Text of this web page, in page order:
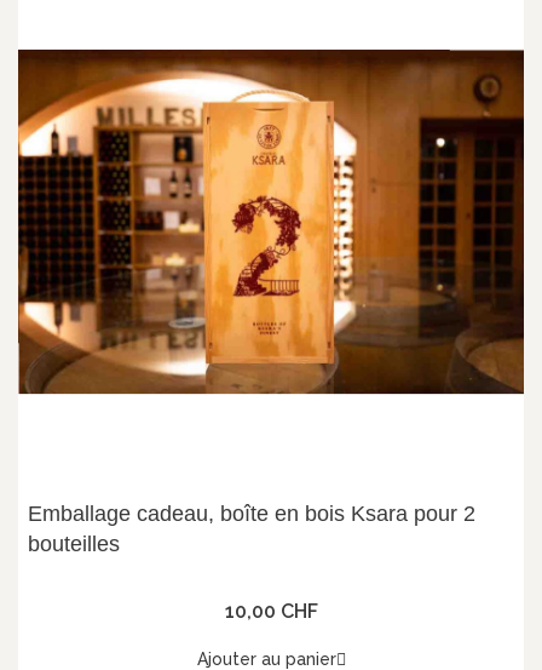
Emballage cadeau, boîte en bois Ksara pour 2
bouteilles
10,00 CHF
Ajouter au panier